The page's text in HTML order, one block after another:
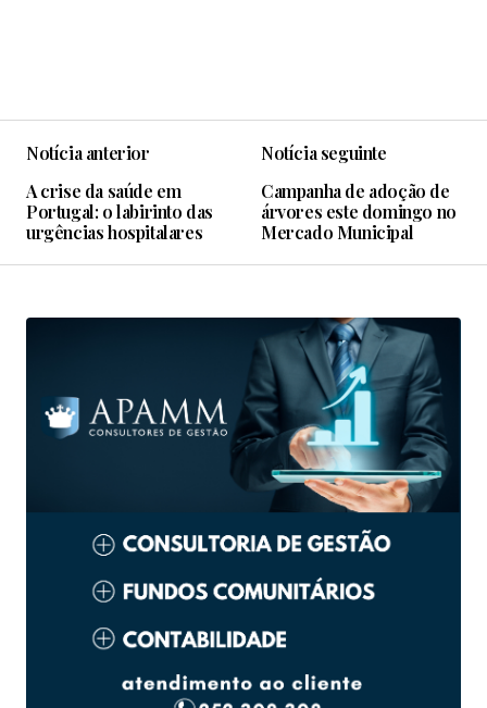
Notícia anterior
A crise da saúde em
Portugal: o labirinto das
urgências hospitalares
Notícia seguinte
Campanha de adoção de
árvores este domingo no
Mercado Municipal